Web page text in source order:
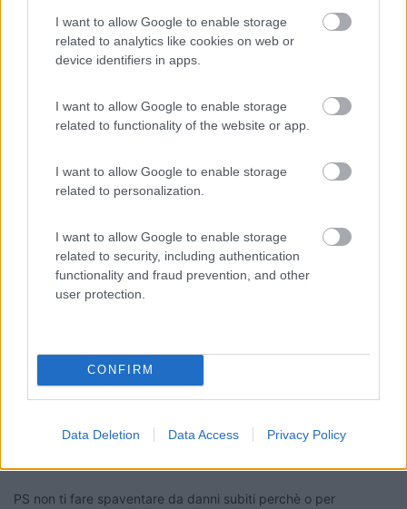
I want to allow Google to enable storage
related to analytics like cookies on web or
device identifiers in apps.
I want to allow Google to enable storage
related to functionality of the website or app.
I want to allow Google to enable storage
related to personalization.
I want to allow Google to enable storage
related to security, including authentication
functionality and fraud prevention, and other
user protection.
CONFIRM
Data Deletion Data Access Privacy Policy
Roberto
Giankreos3005
Inserito il05/02/2017 alle:12:49:01
l'olio è tutto uguale per cui devi solo rispettare la gradazione
che deve essere sempre 5W30.....e non ti fare incantare dalle
sirene...l' olio VA' CAMBIATO a 10.000km o un' Anno di vita....
io compero un' Olio da Euro 6,50 in magazzino e me lo cambio
da solo....
vedi tù se ti vuoi fare spennare da fantomatici meccanici
PS non ti fare spaventare da danni subiti perchè o per